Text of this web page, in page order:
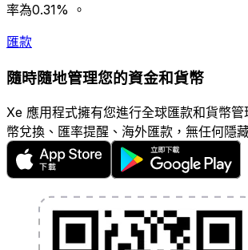
率為0.31% 。
匯款
隨時隨地管理您的資金和貨幣
Xe 應用程式擁有您進行全球匯款和貨幣
幣兌換、匯率提醒、海外匯款，無任何隱